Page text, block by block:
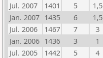
Jul. 2007
1401 5
1,5
Jan. 2007 1435 6
1,5
Jul. 2006
1467 7
3
Jan. 2006 1436 3
1
Jul. 2005
1442 5
4